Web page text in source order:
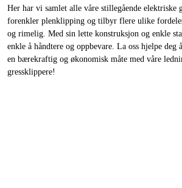
Her har vi samlet alle våre stillegående elektriske
forenkler plenklipping og tilbyr flere ulike
og rimelig. Med sin lette konstruksjon og enkle
enkle å håndtere og oppbevare. La oss hjelpe deg
en bærekraftig og økonomisk måte med våre
gressklippere!